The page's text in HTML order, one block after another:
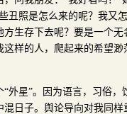
丑照是怎么来的呢？我又
方生存下去呢？要是一个无
这样的人，爬起来的希望渺
外星”。因为语言，习俗，
混日子。舆论导向对我同样